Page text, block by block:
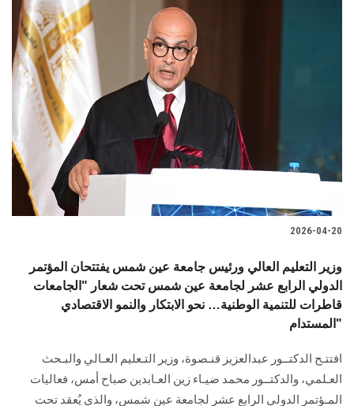
2026-04-20
وزير التعليم العالي ورئيس جامعة عين شمس يفتتحان المؤتمر
الدولي الرابع عشر لجامعة عين شمس تحت شعار "الجامعات
قاطرات للتنمية الوطنية… نحو الابتكار والنمو الاقتصادي
المستدام"
افتتـح الدكتــور عبدالعزيز قنـصوة، وزير التـعليم العـالي والبـحث
العـلمي، والدكتــور محمد ضيـاء زين العـابدين صباح أمس، فعاليات
المـؤتمر الدولي الرابع عشر لجامعة عين شمس، والذي يُعقد تحت